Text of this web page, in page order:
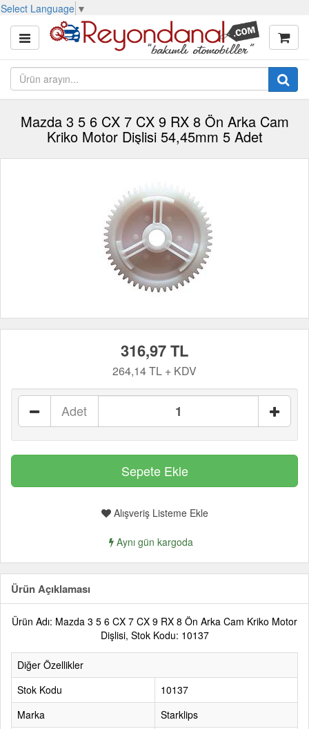
Select Language ▼
Mazda 3 5 6 CX 7 CX 9 RX 8 Ön Arka Cam
Kriko Motor Dişlisi 54,45mm 5 Adet
316,97 TL
264,14 TL + KDV
Adet
Alışveriş Listeme Ekle
Aynı gün kargoda
Ürün Açıklaması
Ürün Adı: Mazda 3 5 6 CX 7 CX 9 RX 8 Ön Arka Cam Kriko Motor
Dişlisi, Stok Kodu: 10137
Diğer Özellikler
Stok Kodu
10137
Marka
Starklips